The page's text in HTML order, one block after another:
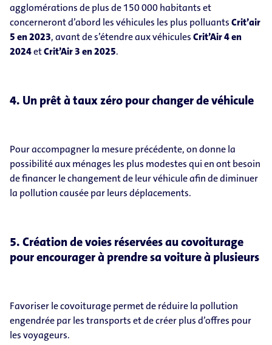
agglomérations de plus de 150 000 habitants et
concerneront d’abord les véhicules les plus polluantsCrit’air
5 en 2023, avant de s’étendre aux véhiculesCrit’Air 4 en
2024etCrit’Air 3 en 2025.
4. Un prêt à taux zéro pour changer de véhicule
Pour accompagner la mesure précédente, on donne la
possibilité aux ménages les plus modestes qui en ont besoin
de financer le changement de leur véhicule afin de diminuer
la pollution causée par leurs déplacements.
5. Création de voies réservées au covoiturage
pour encourager à prendre sa voiture à plusieurs
Favoriser le covoiturage permet de réduire la pollution
engendrée par les transports et de créer plus d’offres pour
les voyageurs.